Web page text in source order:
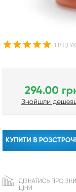
1 ВІДГУК
294.00
Знайшли
КУПИТИ В
ДІЗНАТИСЬ ПРО
ЦІНИ